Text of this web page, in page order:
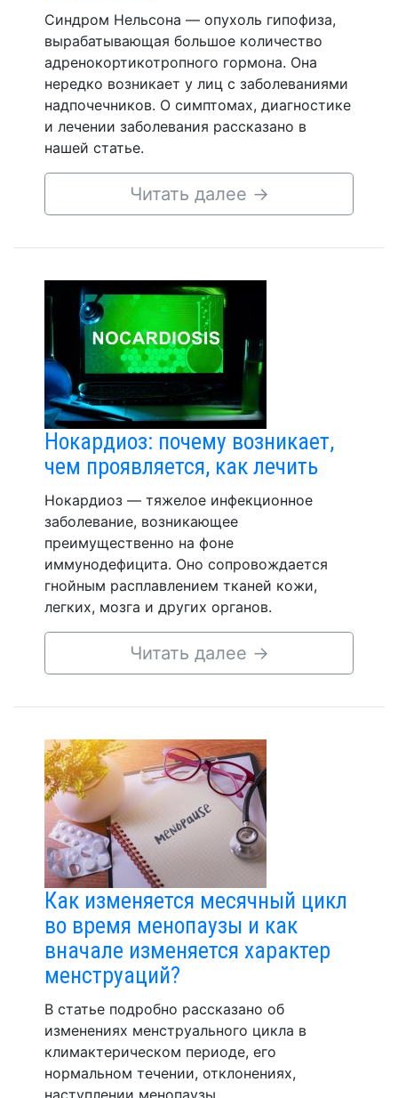
Синдром Нельсона — опухоль гипофиза,
вырабатывающая большое количество
адренокортикотропного гормона. Она
нередко возникает у лиц с заболеваниями
надпочечников. О симптомах, диагностике
и лечении заболевания рассказано в
нашей статье.
Читать далее →
Нокардиоз: почему возникает,
чем проявляется, как лечить
Нокардиоз — тяжелое инфекционное
заболевание, возникающее
преимущественно на фоне
иммунодефицита. Оно сопровождается
гнойным расплавлением тканей кожи,
легких, мозга и других органов.
Читать далее →
Как изменяется месячный цикл
во время менопаузы и как
вначале изменяется характер
менструаций?
В статье подробно рассказано об
изменениях менструального цикла в
климактерическом периоде, его
нормальном течении, отклонениях,
наступлении менопаузы.